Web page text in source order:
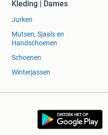
Kleding | Dames
Jurken
Mutsen, Sjaals en
Handschoenen
Schoenen
Winterjassen